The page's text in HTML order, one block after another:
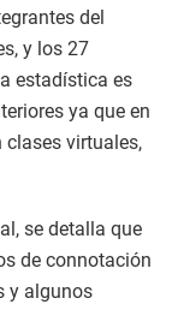
del
y los 27
estadística es
ya que en
virtuales,
se detalla que
de connotación
y algunos